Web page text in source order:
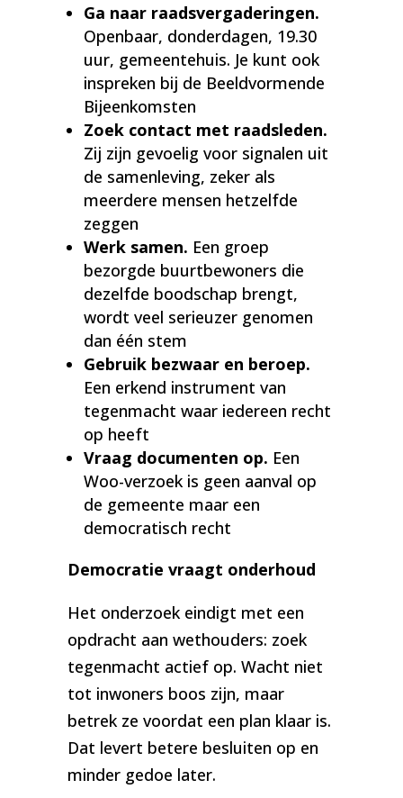
Ga naar raadsvergaderingen.
Openbaar, donderdagen, 19.30
uur, gemeentehuis. Je kunt ook
inspreken bij de Beeldvormende
Bijeenkomsten
Zoek contact met raadsleden.
Zij zijn gevoelig voor signalen uit
de samenleving, zeker als
meerdere mensen hetzelfde
zeggen
Werk samen. Een groep
bezorgde buurtbewoners die
dezelfde boodschap brengt,
wordt veel serieuzer genomen
dan één stem
Gebruik bezwaar en beroep.
Een erkend instrument van
tegenmacht waar iedereen recht
op heeft
Vraag documenten op. Een
Woo-verzoek is geen aanval op
de gemeente maar een
democratisch recht
Democratie vraagt onderhoud
Het onderzoek eindigt met een
opdracht aan wethouders: zoek
tegenmacht actief op. Wacht niet
tot inwoners boos zijn, maar
betrek ze voordat een plan klaar is.
Dat levert betere besluiten op en
minder gedoe later.